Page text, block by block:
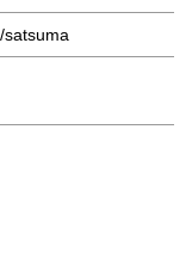
satsuma